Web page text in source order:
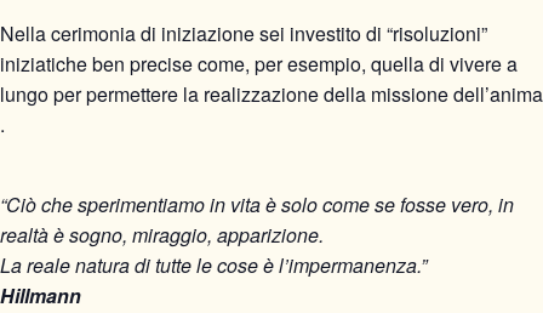
Nella cerimonia di iniziazione sei investito di “risoluzioni”
iniziatiche ben precise come, per esempio, quella di vivere a
lungo per permettere la realizzazione della missione dell’anima
.
“Ciò che sperimentiamo in vita è solo come se fosse vero, in
realtà è sogno, miraggio, apparizione.
La reale natura di tutte le cose è l’impermanenza.”
Hillmann